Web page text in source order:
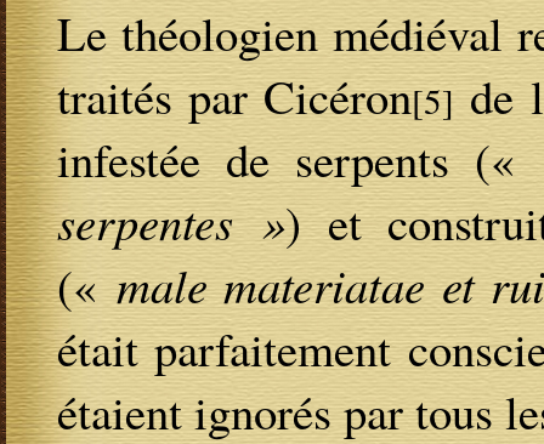
Le théologien médiéval
traités par Cicéron[5]de
infestée de serpents («
serpentes ») et
(«male materiatae et
était parfaitement
étaient ignorés par tous